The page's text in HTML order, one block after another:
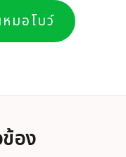
มอโบว์
อง